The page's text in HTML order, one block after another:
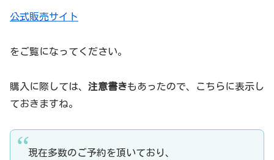
公式販売サイト
をご覧になってください。
購入に際しては、 注意書きもあったので、こちらに表示し
ておきますね。
現在多数のご予約を頂いており、